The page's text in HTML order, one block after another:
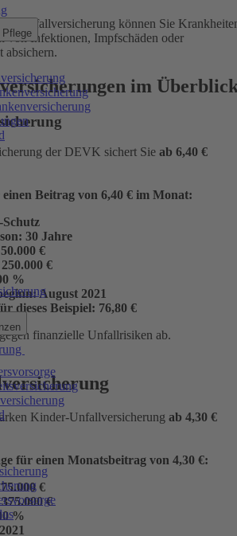
Unfallversicherung können Sie
von Infektionen, Impfschäden oder
absichern.
im
der DEVK sichert Sie ab 6,40 €
einen Beitrag von 6,40 € im Monat:
30 Jahre
50.000 €
250.000 €
%
August 2021
dieses Beispiel: 76,80 €
finanzielle Unfallrisiken ab.
Kinder-Unfallversicherung ab 4,30 €
für einen Monatsbeitrag von 4,30 €:
75.000 €
375.000 €
%